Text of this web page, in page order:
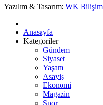
Yazılım & Tasarım: WK Bilişim
Anasayfa
Kategoriler
Gündem
Siyaset
Yaşam
Asayiş
Ekonomi
Magazin
Spor